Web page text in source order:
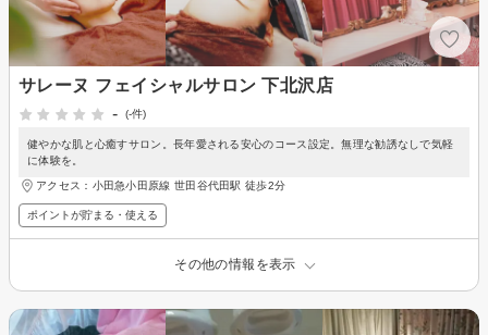
サレーヌ フェイシャルサロン 下北沢店
-
(-件)
健やかな肌と心癒すサロン。長年愛される安心のコース設定。無理な勧誘なしで気軽
に体験を。
アクセス：小田急小田原線 世田谷代田駅 徒歩2分
ポイントが貯まる・使える
その他の情報を表示